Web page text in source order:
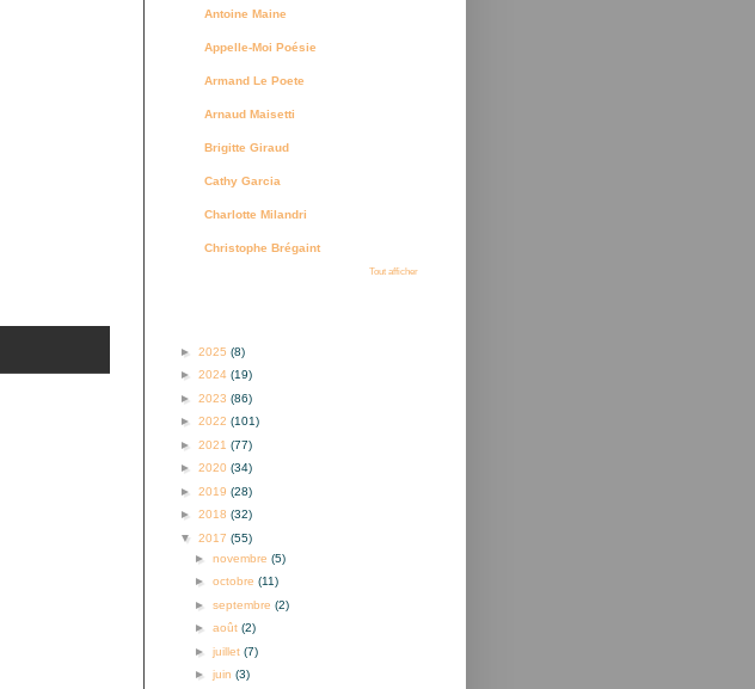
Antoine Maine
Appelle-Moi Poésie
Armand Le Poete
Arnaud Maisetti
Brigitte Giraud
Cathy Garcia
Charlotte Milandri
Christophe Brégaint
Tout afficher
► 2025 (8)
► 2024 (19)
► 2023 (86)
► 2022 (101)
► 2021 (77)
► 2020 (34)
► 2019 (28)
► 2018 (32)
▼ 2017 (55)
► novembre (5)
► octobre (11)
► septembre (2)
► août (2)
► juillet (7)
► juin (3)